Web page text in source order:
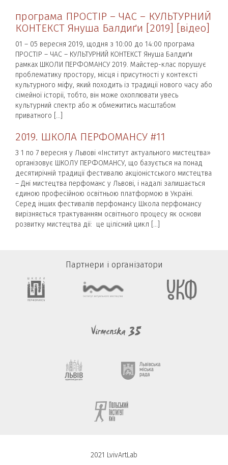
програма ПРОСТІР – ЧАС – КУЛЬТУРНИЙ
КОНТЕКСТ Януша Балдиґи [2019] [відео]
01 – 05 вересня 2019, щодня з 10:00 до 14:00 програма
ПРОСТІР – ЧАС – КУЛЬТУРНИЙ КОНТЕКСТ Януша Балдиґи
рамках ШКОЛИ ПЕРФОМАНСУ 2019. Майстер-клас порушує
проблематику простору, місця і присутності у контексті
культурного міфу, який походить із традиції нового часу або
сімейної історії, тобто, він може охоплювати увесь
культурний спектр або ж обмежитись масштабом
приватного […]
2019. ШКОЛА ПЕРФОМАНСУ #11
З 1 по 7 вересня у Львові «Інститут актуального мистецтва»
організовує ШКОЛУ ПЕРФОМАНСУ, що базується на понад
десятирічній традиції фестивалю акціоністського мистецтва
– Дні мистецтва перфоманс у Львові, і надалі залишається
єдиною професійною освітньою платформою в Україні.
Серед інших фестивалів перфомансу Школа перфомансу
вирізняється трактуванням освітнього процесу як основи
розвитку мистецтва дії: це цілісний цикл […]
Партнери і організатори
2021 LvivArtLab